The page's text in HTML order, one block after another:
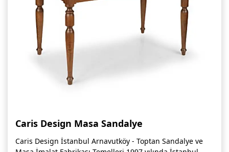
Caris Design Masa Sandalye
Caris Design İstanbul Arnavutköy - Toptan Sandalye ve